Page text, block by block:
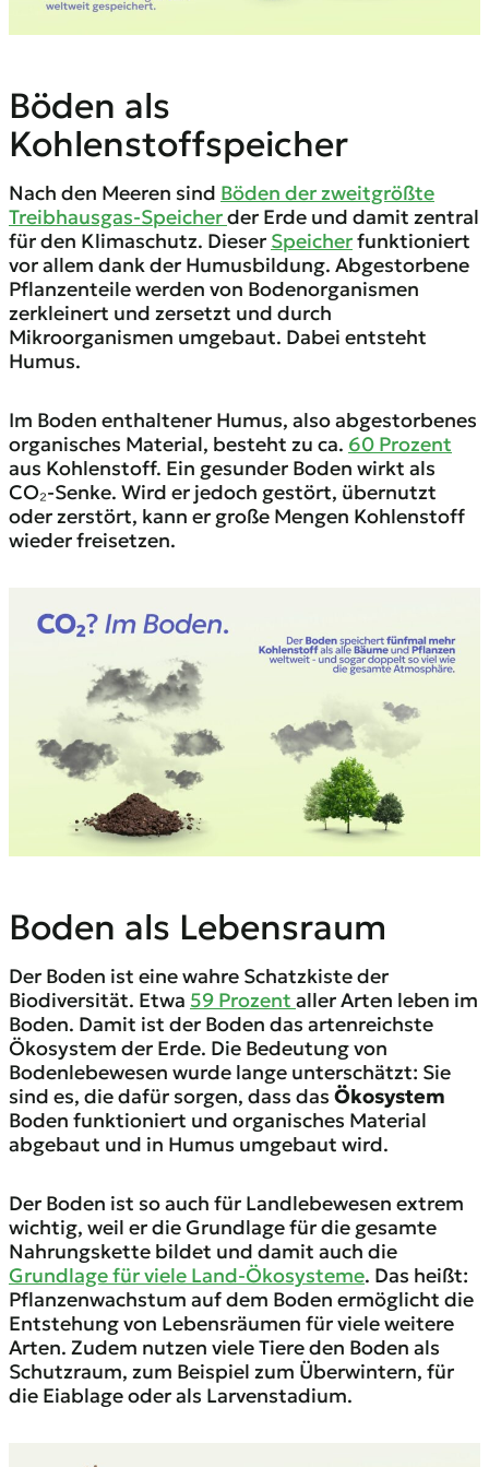
Böden als
Kohlenstoffspeicher
Nach den Meeren sind Böden der zweitgrößte
Treibhausgas-Speicherder Erde und damit zentral
für den Klimaschutz. Dieser Speicherfunktioniert
vor allem dank der Humusbildung. Abgestorbene
Pflanzenteile werden von Bodenorganismen
zerkleinert und zersetzt und durch
Mikroorganismen umgebaut. Dabei entsteht
Humus.
Im Boden enthaltener Humus, also abgestorbenes
organisches Material, besteht zu ca. 60 Prozent
aus Kohlenstoff. Ein gesunder Boden wirkt als
CO₂-Senke. Wird er jedoch gestört, übernutzt
oder zerstört, kann er große Mengen Kohlenstoff
wieder freisetzen.
Boden als Lebensraum
Der Boden ist eine wahre Schatzkiste der
Biodiversität. Etwa 59 Prozent aller Arten leben im
Boden. Damit ist der Boden das artenreichste
Ökosystem der Erde. Die Bedeutung von
Bodenlebewesen wurde lange unterschätzt: Sie
sind es, die dafür sorgen, dass das Ökosystem
Boden funktioniert und organisches Material
abgebaut und in Humus umgebaut wird.
Der Boden ist so auch für Landlebewesen extrem
wichtig, weil er die Grundlage für die gesamte
Nahrungskette bildet und damit auch die
Grundlage für viele Land-Ökosysteme. Das heißt:
Pflanzenwachstum auf dem Boden ermöglicht die
Entstehung von Lebensräumen für viele weitere
Arten. Zudem nutzen viele Tiere den Boden als
Schutzraum, zum Beispiel zum Überwintern, für
die Eiablage oder als Larvenstadium.